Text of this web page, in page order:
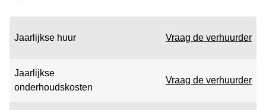
Jaarlijkse huur Vraag de verhuurder
Jaarlijkse
onderhoudskosten
Vraag de verhuurder